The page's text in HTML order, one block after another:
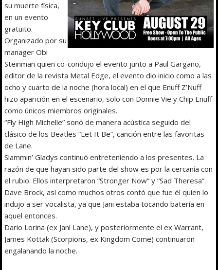
su muerte física,
en un evento
gratuito.
Organizado por su
manager Obi
Steinman quien co-condujo el evento junto a Paul Gargano,
editor de la revista Metal Edge, el evento dio inicio como a las
ocho y cuarto de la noche (hora local) en el que Enuff Z’Nuff
hizo aparición en el escenario, solo con Donnie Vie y Chip Enuff
como únicos miembros originales.
“Fly High Michelle” sonó de manera acústica seguido del
clásico de los Beatles “Let It Be”, canción entre las favoritas
de Lane.
Slammin’ Gladys continuó entreteniendo a los presentes. La
razón de que hayan sido parte del show es por la cercanía con
el rubio. Ellos interpretaron “Stronger Now” y “Sad Theresa”.
Dave Brock, así como muchos otros contó que fue él quien lo
indujo a ser vocalista, ya que Jani estaba tocando batería en
aquel entonces.
Dario Lorina (ex Jani Lane), y posteriormente el ex Warrant,
James Kottak (Scorpions, ex Kingdom Come) continuaron
engalanando la noche.